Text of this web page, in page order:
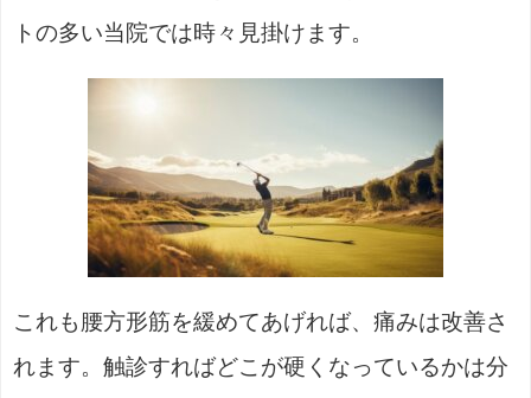
トの多い当院では時々見掛けます。
これも腰方形筋を緩めてあげれば、痛みは改善さ
れます。触診すればどこが硬くなっているかは分